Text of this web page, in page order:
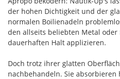
der hohen Dichtigkeit und der
normalen Boilienadeln
den allseits beliebten Metal oder
dauerhaften Halt applizieren.
Doch trotz ihrer glatten
nachbehandeln. Sie absorbieren